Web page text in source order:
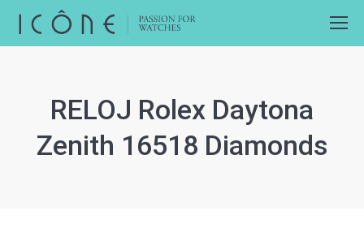
RELOJ Rolex Daytona
Zenith 16518 Diamonds